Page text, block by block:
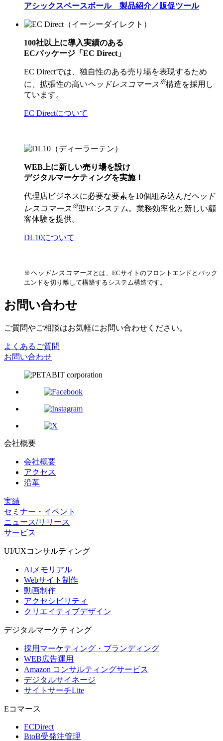
アシックスベースボール 製品紹介／販促ツール
100社以上に導入実績のある
ECパッケージ「EC Direct」
EC Directでは、独自性のある売り場を表現するため
に、拡張性の高いヘッドレスコマース ※構造を採用し
ています。
EC Directについて
WEB上に新しい売り場を設け
デジタルマーケティングを実施！
代理店ビジネスに必要な要素を10個組み込んだヘッド
レスコマース ※型ECシステム。業務効率化と新しい顧
客体験を提供。
DL10について
※ ヘッドレスコマース とは、ECサイトのフロントエンドとバック
エンドを切り離して構築するシステム構造です。
お問い合わせ
ご質問やご相談はお気軽にお問い合わせください。
よくあるご質問
お問い合わせ
会社概要
会社概要
アクセス
沿革
実績
セミナー・イベント
ニュース/リリース
サービス
UI/UXコンサルティング
AIメモリアル
Webサイト制作
動画制作
アクセシビリティ
クリエイティブデザイン
デジタルマーケティング
採用マーケティング・ブランディング
WEB広告運用
Amazon コンサルティングサービス
デジタルサイネージ
サイトサーチLite
Eコマース
ECDirect
BtoB受発注管理